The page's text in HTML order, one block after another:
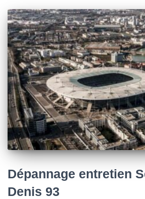
Dépannage entretien
Denis 93